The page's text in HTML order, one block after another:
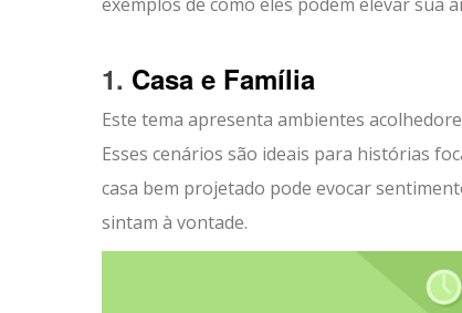
1. Casa e Família
Este tema apresenta ambientes
Esses cenários são ideais para histórias
casa bem projetado pode evocar
sintam à vontade.